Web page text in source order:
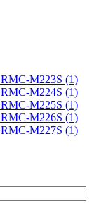
RMC-M223S (1)
RMC-M224S (1)
RMC-M225S (1)
RMC-M226S (1)
RMC-M227S (1)